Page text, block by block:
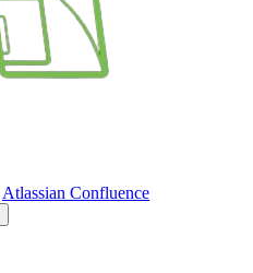
Atlassian Confluence